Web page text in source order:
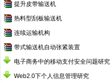
提升皮带输送机
热料型刮板输送机
连续运输机构
带式输送机自动张紧装置
电子商务中的移动支付安全问题研究
Web2.0下个人信息管理研究